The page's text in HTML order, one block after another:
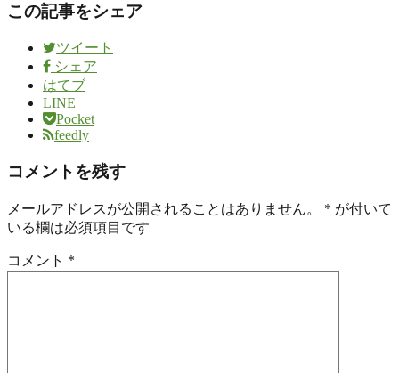
この記事をシェア
ツイート
シェア
はてブ
LINE
Pocket
feedly
コメントを残す
メールアドレスが公開されることはありません。 * が付いて
いる欄は必須項目です
コメント *